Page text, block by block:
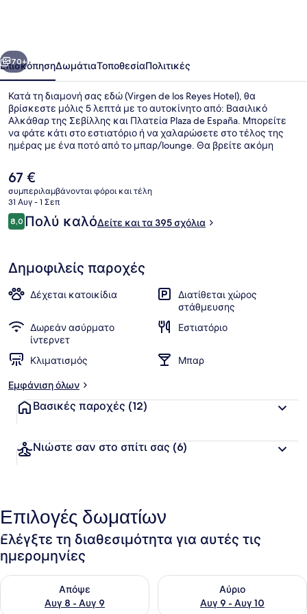
Επόμενο
70+
ΕπισκόπησηΔωμάτιαΤοποθεσίαΠολιτικές
Κατά τη διαμονή σας εδώ (Virgen de los Reyes Hotel), θα
βρίσκεστε μόλις 5 λεπτά με το αυτοκίνητο από: Βασιλικό
Αλκάθαρ της Σεβίλλης και Πλατεία Plaza de España. Μπορείτε
να φάτε κάτι στο εστιατόριο ή να χαλαρώσετε στο τέλος της
ημέρας με ένα ποτό από το μπαρ/lounge. Θα βρείτε ακόμη
λένε εξαιρετικά πράγματα για το εξυπηρετικό προσωπικό. Τα
μέσα μαζικής μεταφοράς είναι σε κοντινή απόσταση: το σημείο
επιβίβασης Σταθμός Μετρό Gran Plaza βρίσκεται μόλις 10 λεπτά
με τα πόδια.
Η
τρέχουσα
τιμή
είναι
67 €
67 €
συμπεριλαμβάνονται φόροι και τέλη
31 Αυγ - 1 Σεπ
Σχόλια
8,08,0 στα 10
Πολύ καλόΔείτε και τα 395 σχόλια
Δημοφιλείς παροχές
Δέχεται κατοικίδια
Διατίθεται χώρος
στάθμευσης
Δωρεάν ασύρματο
ίντερνετ
Εστιατόριο
Κλιματισμός
Μπαρ
Εμφάνιση όλων
Βασικές παροχές (12)
Νιώστε σαν στο σπίτι σας (6)
Επιλογές δωματίων
Ελέγξτε τη διαθεσιμότητα για αυτές τις
ημερομηνίες
Απόψε
Αυγ 8 - Αυγ 9
Έλεγχος διαθεσιμότητας για απόψε Αυγ 8 - Αυγ 9
Αύριο
Αυγ 9 - Αυγ 10
Έλεγχος διαθεσιμότητας